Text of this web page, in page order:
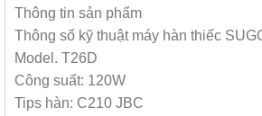
Thông tin sản phẩm
Thông số kỹ thuật máy hàn thiếc
Model. T26D
Công suất: 120W
Tips hàn: C210 JBC